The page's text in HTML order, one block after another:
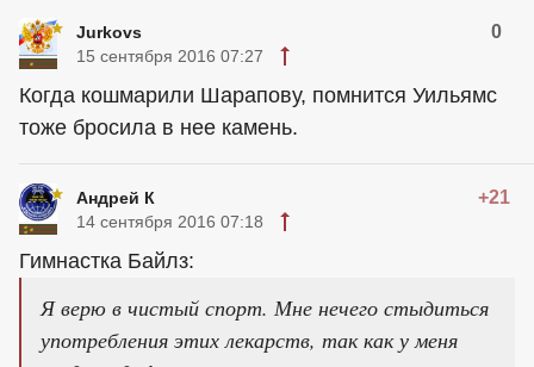
Jurkovs 0
15 сентября 2016 07:27
Когда кошмарили Шарапову, помнится Уильямс
тоже бросила в нее камень.
Андрей К +21
14 сентября 2016 07:18
Гимнастка Байлз:
Я верю в чистый спорт. Мне нечего стыдиться
употребления этих лекарств, так как у меня